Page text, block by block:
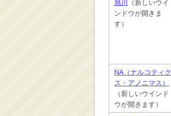
旭川
（新しいウイ
ンドウが開きま
す）
NA（ナルコティク
ス・アノニマス）
（新しいウインド
ウが開きます）